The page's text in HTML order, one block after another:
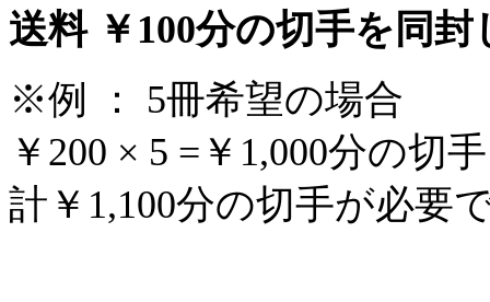
送料 ￥100分の切手を同
※例 ： 5冊希望の場合
￥200 × 5 =￥1,000分の切
計￥1,100分の切手が必要